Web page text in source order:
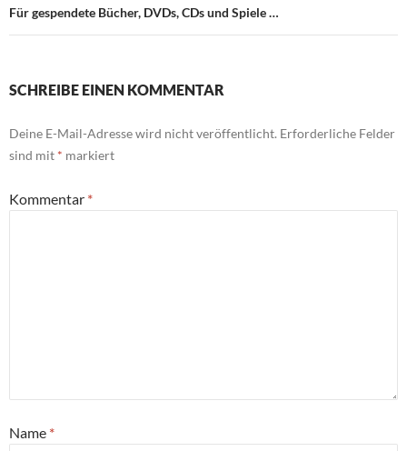
Für gespendete Bücher, DVDs, CDs und Spiele …
SCHREIBE EINEN KOMMENTAR
Deine E-Mail-Adresse wird nicht veröffentlicht. Erforderliche Felder
sind mit * markiert
Kommentar *
Name *